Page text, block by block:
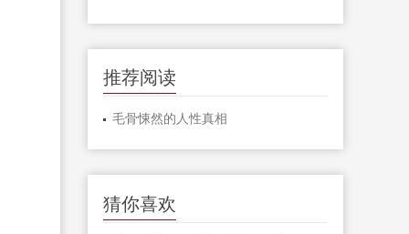
推荐阅读
毛骨悚然的人性真相
猜你喜欢